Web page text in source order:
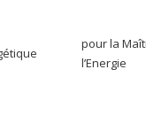
pour la
l’Energie